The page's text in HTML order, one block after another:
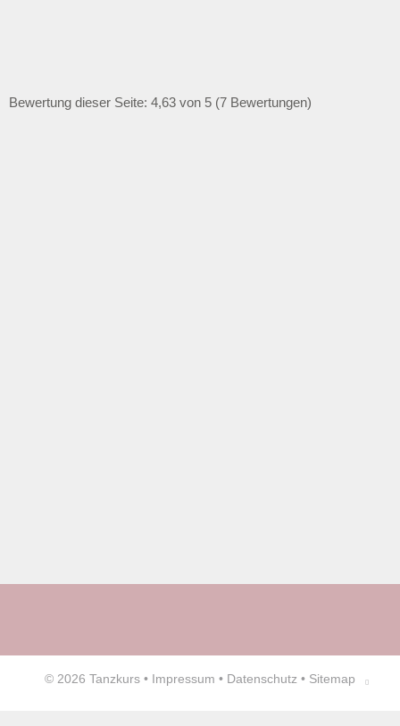
Bewertung dieser Seite: 4,63 von 5 (7 Bewertungen)
© 2026 Tanzkurs • Impressum • Datenschutz • Sitemap